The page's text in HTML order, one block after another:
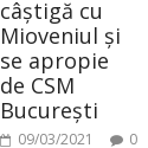
câștigă cu
Mioveniul și
se apropie
de CSM
București
09/03/2021 0